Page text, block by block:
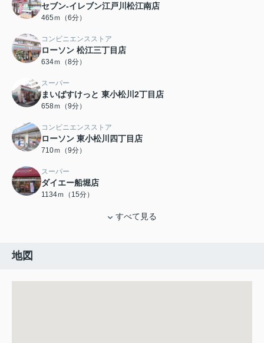
セブン-イレブン江戸川松江南店
465ｍ（6分）
コンビニエンスストア
ローソン 松江三丁目店
634ｍ（8分）
スーパー
まいばすけっと 東小松川2丁目店
658ｍ（9分）
コンビニエンスストア
ローソン 東小松川四丁目店
710ｍ（9分）
スーパー
ダイエー船堀店
1134ｍ（15分）
すべて見る
地図